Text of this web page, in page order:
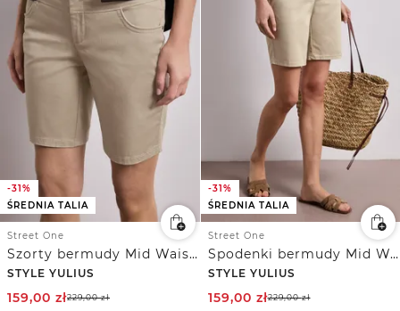
-31%
ŚREDNIA TALIA
Street One
Szorty bermudy Mid Waist o satynowym wyglądzie
STYLE YULIUS
159,00 zł229,00zł
-31%
ŚREDNIA TALIA
Street One
Spodenki bermudy Mid Waist o satynowym wyglądzie
STYLE YULIUS
159,00 zł229,00zł